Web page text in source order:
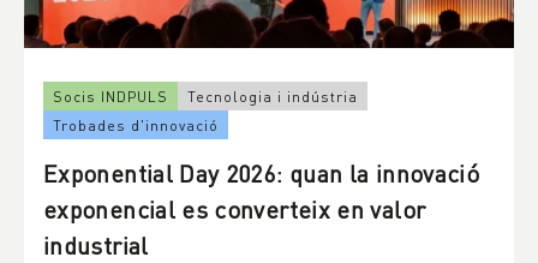
Socis INDPULS
Tecnologia i indústria
Trobades d'innovació
Exponential Day 2026: quan la innovació
exponencial es converteix en valor
industrial